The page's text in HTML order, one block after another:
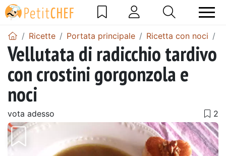
Ricette Portata principale Ricetta con noci
Vellutata di radicchio tardivo
con crostini gorgonzola e
noci
vota adesso